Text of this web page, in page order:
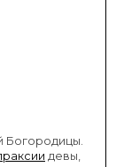
Богородицы.
девы,